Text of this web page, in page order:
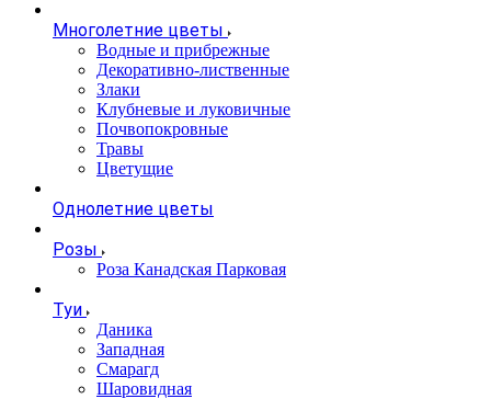
Многолетние цветы
Водные и прибрежные
Декоративно-лиственные
Злаки
Клубневые и луковичные
Почвопокровные
Травы
Цветущие
Однолетние цветы
Розы
Роза Канадская Парковая
Туи
Даника
Западная
Смарагд
Шаровидная